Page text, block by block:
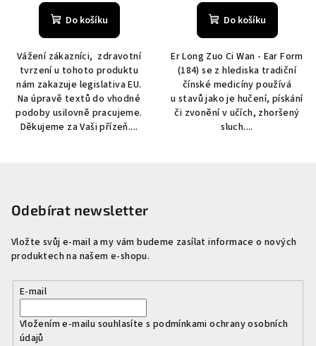
Do košíku
Vážení zákazníci, zdravotní
tvrzení u tohoto produktu
nám zakazuje legislativa EU.
Na úpravě textů do vhodné
podoby usilovně pracujeme.
Děkujeme za Vaši přízeň....
Do košíku
Er Long Zuo Ci Wan - Ear Form
(184) se z hlediska tradiční
čínské medicíny používá
u stavů jako je hučení, pískání
či zvonění v učích, zhoršený
sluch....
Odebírat newsletter
Vložte svůj e-mail a my vám budeme zasílat informace o nových
produktech na našem e-shopu.
E-mail
Vložením e-mailu souhlasíte s podmínkami ochrany osobních
údajů